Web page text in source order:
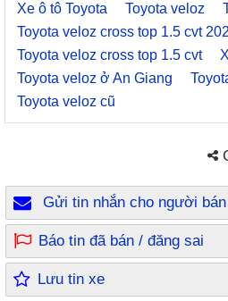
Xe ô tô Toyota Toyota veloz
Toyota veloz cross top 1.5 cvt
Toyota veloz cross top 1.5 cvt
Toyota veloz ở An Giang
Toyota veloz cũ
Gửi tin nhắn cho người bán
Báo tin đã bán / đăng sai
Lưu tin xe